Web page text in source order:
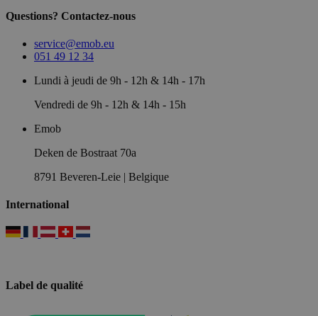
Questions? Contactez-nous
service@emob.eu
051 49 12 34
Lundi à jeudi de 9h - 12h & 14h - 17h
Vendredi de 9h - 12h & 14h - 15h
Emob
Deken de Bostraat 70a
8791 Beveren-Leie | Belgique
International
Label de qualité